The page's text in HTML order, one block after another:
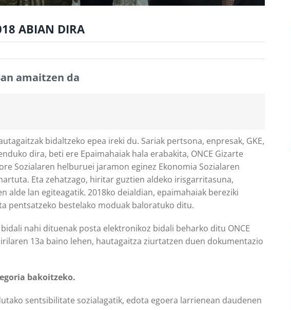
ABIAN DIRA
amaitzen da
bidaltzeko epea ireki du. Sariak pertsona, enpresak, GKE,
dira, beti ere Epaimahaiak hala erabakita, ONCE Gizarte
Sozialaren helburuei jaramon eginez Ekonomia Sozialaren
Eta zehatzago, hiritar guztien aldeko irisgarritasuna,
lan egiteagatik. 2018ko deialdian, epaimahaiak bereziki
pentsatzeko bestelako moduak baloratuko ditu.
nahi dituenak posta elektronikoz bidali beharko ditu ONCE
13a baino lehen, hautagaitza ziurtatzen duen dokumentazio
bakoitzeko.
sentsibilitate sozialagatik, edota egoera larrienean daudenen